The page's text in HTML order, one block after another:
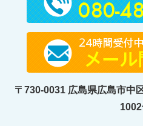
〒730-0031 広島県広島市中